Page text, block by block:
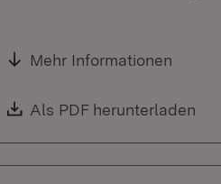
Mehr Informationen
Download:
Als PDF herunterladen